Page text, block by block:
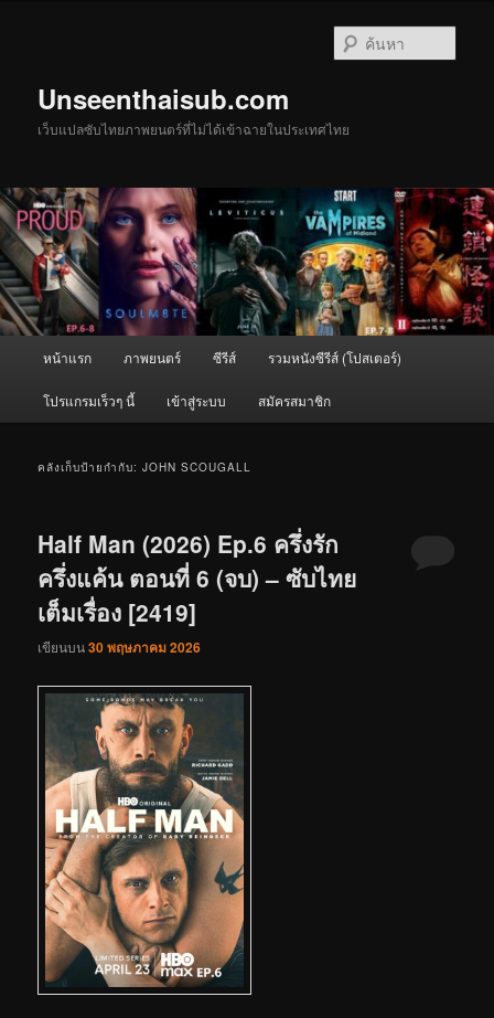
Unseenthaisub.com
เว็บแปลซับไทยภาพยนตร์ที่ไม่ได้เข้าฉายในประเทศไทย
หน้าแรก ภาพยนตร์ ซีรีส์ รวมหนังซีรีส์ (โปสเตอร์)
โปรแกรมเร็วๆ นี้ เข้าสู่ระบบ สมัครสมาชิก
คลังเก็บป้ายกำกับ:JOHN SCOUGALL
Half Man (2026) Ep.6 ครึ่งรัก
ครึ่งแค้น ตอนที่ 6 (จบ) – ซับไทย
เต็มเรื่อง [2419]
เขียนบน30 พฤษภาคม 2026